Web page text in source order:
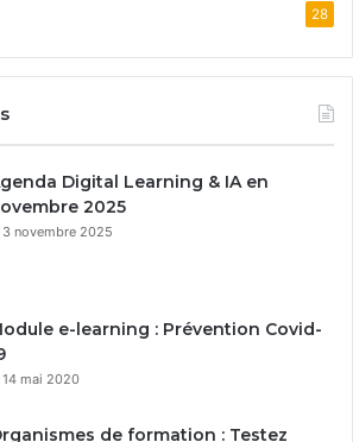
28
Digital Learning & IA en
2025
3 novembre 2025
e-learning : Prévention Covid-
14 mai 2020
de formation : Testez